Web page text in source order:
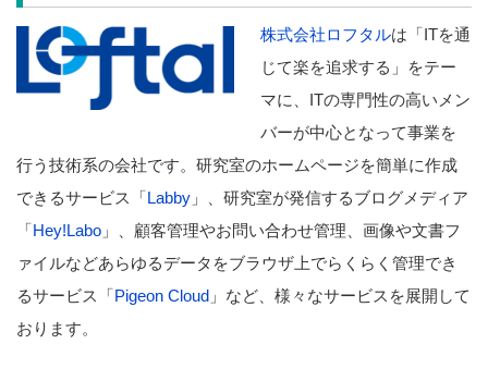
株式会社ロフタルは「ITを通
じて楽を追求する」をテー
マに、ITの専門性の高いメン
バーが中心となって事業を
行う技術系の会社です。研究室のホームページを簡単に作成
できるサービス「Labby 」、研究室が発信するブログメディア
「Hey!Labo 」、顧客管理やお問い合わせ管理、画像や文書フ
ァイルなどあらゆるデータをブラウザ上でらくらく管理でき
るサービス「Pigeon Cloud 」など、様々なサービスを展開して
おります。